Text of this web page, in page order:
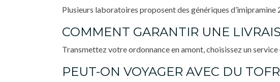
Plusieurs laboratoires proposent des génériques
COMMENT GARANTIR UNE
Transmettez votre ordonnance en amont, choisissez un
PEUT-ON VOYAGER AVEC DU